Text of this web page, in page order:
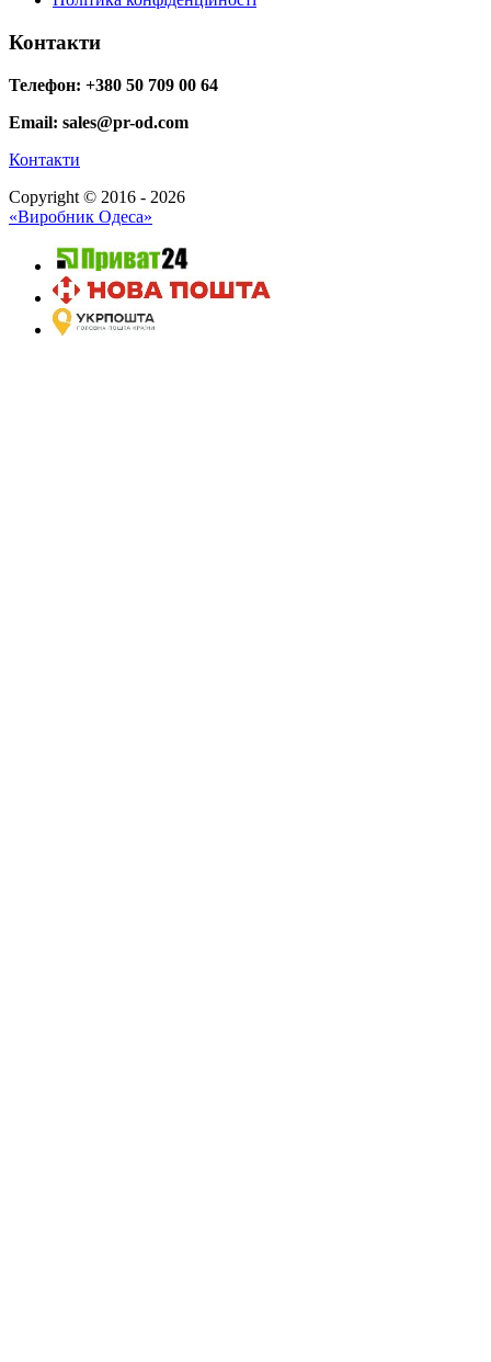
Контакти
Телефон: +380 50 709 00 64
Email: sales@pr-od.com
Контакти
Copyright © 2016 - 2026
«Виробник Одеса»